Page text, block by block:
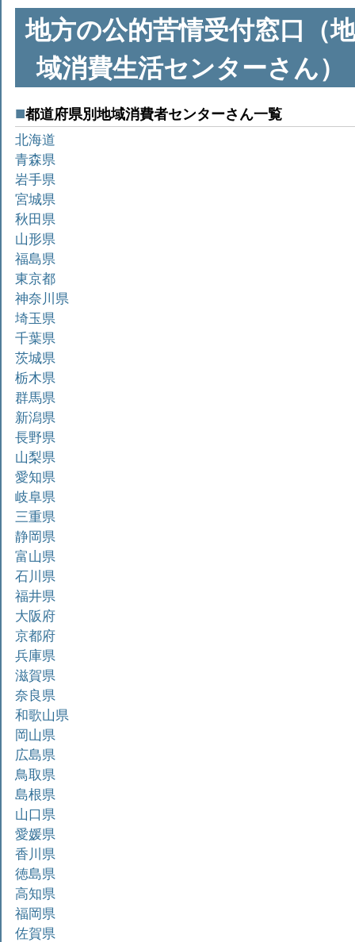
地方の公的苦情受付窓口（地
域消費生活センターさん）
都道府県別地域消費者センターさん一覧
北海道
青森県
岩手県
宮城県
秋田県
山形県
福島県
東京都
神奈川県
埼玉県
千葉県
茨城県
栃木県
群馬県
新潟県
長野県
山梨県
愛知県
岐阜県
三重県
静岡県
富山県
石川県
福井県
大阪府
京都府
兵庫県
滋賀県
奈良県
和歌山県
岡山県
広島県
鳥取県
島根県
山口県
愛媛県
香川県
徳島県
高知県
福岡県
佐賀県